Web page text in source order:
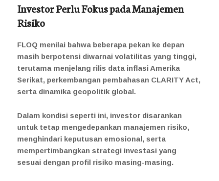
Investor Perlu Fokus pada Manajemen
Risiko
FLOQ menilai bahwa beberapa pekan ke depan
masih berpotensi diwarnai volatilitas yang tinggi,
terutama menjelang rilis data inflasi Amerika
Serikat, perkembangan pembahasan CLARITY Act,
serta dinamika geopolitik global.
Dalam kondisi seperti ini, investor disarankan
untuk tetap mengedepankan manajemen risiko,
menghindari keputusan emosional, serta
mempertimbangkan strategi investasi yang
sesuai dengan profil risiko masing-masing.